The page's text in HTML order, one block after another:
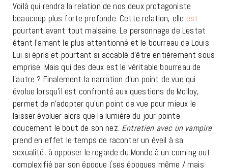
Voilà qui rendra la relation de nos deux protagoniste
beaucoup plus forte profonde. Cette relation, elle est
pourtant avant tout malsaine. Le personnage de Lestat
étant l’amant le plus attentionné et le bourreau de Louis.
Lui si épris et pourtant si accablé d’être entièrement sous
emprise. Mais qui des deux est le véritable bourreau de
l’autre ? Finalement la narration d’un point de vue qui
évolue lorsqu’il est confronté aux questions de Molloy,
permet de n’adopter qu’un point de vue pour mieux le
laisser évoluer alors que la lumière du jour pointe
doucement le bout de son nez. Entretien avec un vampire
prend en effet le temps de raconter un éveil à sa
sexualité, à opposer le regarde du Monde à un coming out
complexifié par son époque (ses époques même / mais